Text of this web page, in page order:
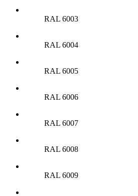
RAL 6003
RAL 6004
RAL 6005
RAL 6006
RAL 6007
RAL 6008
RAL 6009